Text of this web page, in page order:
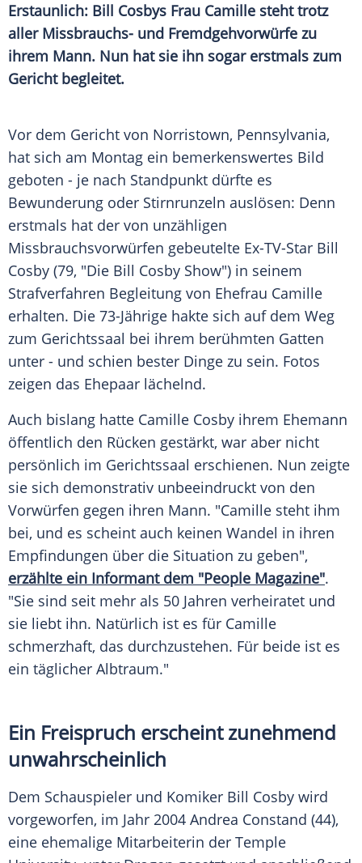
Erstaunlich: Bill Cosbys Frau Camille steht trotz
aller Missbrauchs- und Fremdgehvorwürfe zu
ihrem Mann. Nun hat sie ihn sogar erstmals zum
Gericht begleitet.
Vor dem Gericht von Norristown, Pennsylvania,
hat sich am Montag ein bemerkenswertes Bild
geboten - je nach Standpunkt dürfte es
Bewunderung oder Stirnrunzeln auslösen: Denn
erstmals hat der von unzähligen
Missbrauchsvorwürfen gebeutelte Ex-TV-Star Bill
Cosby (79, "Die Bill Cosby Show") in seinem
Strafverfahren Begleitung von Ehefrau Camille
erhalten. Die 73-Jährige hakte sich auf dem Weg
zum Gerichtssaal bei ihrem berühmten Gatten
unter - und schien bester Dinge zu sein. Fotos
zeigen das Ehepaar lächelnd.
Auch bislang hatte Camille Cosby ihrem Ehemann
öffentlich den Rücken gestärkt, war aber nicht
persönlich im Gerichtssaal erschienen. Nun zeigte
sie sich demonstrativ unbeeindruckt von den
Vorwürfen gegen ihren Mann. "Camille steht ihm
bei, und es scheint auch keinen Wandel in ihren
Empfindungen über die Situation zu geben",
erzählte ein Informant dem "People Magazine".
"Sie sind seit mehr als 50 Jahren verheiratet und
sie liebt ihn. Natürlich ist es für Camille
schmerzhaft, das durchzustehen. Für beide ist es
ein täglicher Albtraum."
Ein Freispruch erscheint zunehmend
unwahrscheinlich
Dem Schauspieler und Komiker Bill Cosby wird
vorgeworfen, im Jahr 2004 Andrea Constand (44),
eine ehemalige Mitarbeiterin der Temple